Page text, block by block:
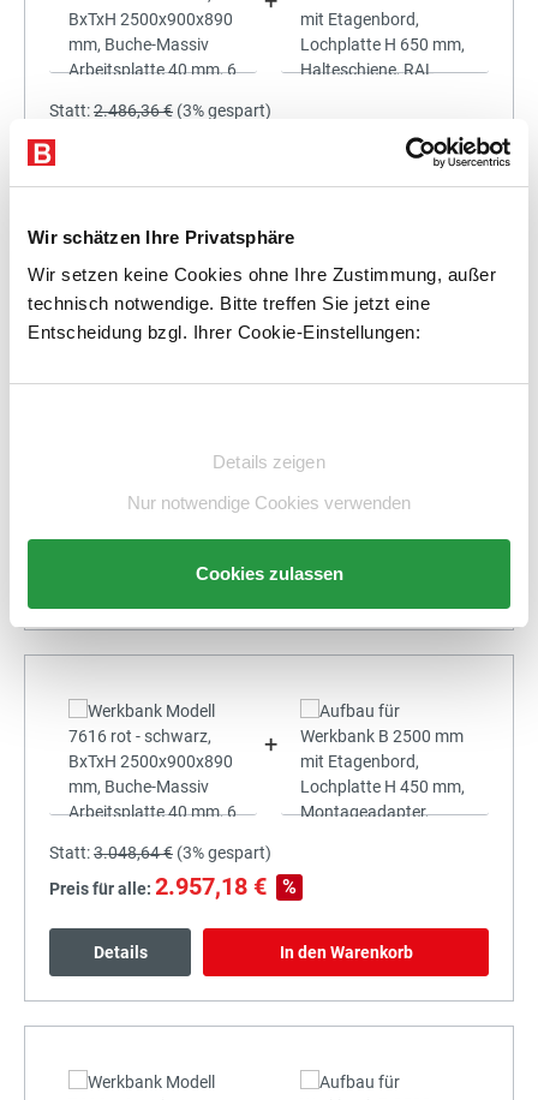
Wir schätzen Ihre Privatsphäre
Wir setzen keine Cookies ohne Ihre Zustimmung, außer
technisch notwendige. Bitte treffen Sie jetzt eine
Entscheidung bzgl. Ihrer Cookie-Einstellungen:
Details zeigen
Nur notwendige Cookies verwenden
Cookies zulassen
Statt:2.486,36 € (3%gespart)
Preis für alle:
2.711,08 € %
In den Warenkorb
+
Statt:3.048,64 € (3%gespart)
Preis für alle: 2.957,18 € %
Details In den Warenkorb